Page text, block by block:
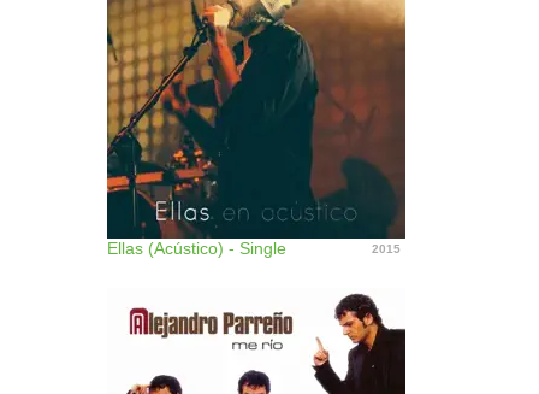
Ellas (Acústico) - Single 2015